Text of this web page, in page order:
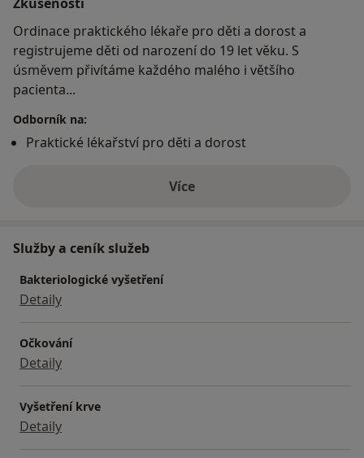
Zkušenosti
Ordinace praktického lékaře pro děti a dorost a
registrujeme děti od narození do 19 let věku. S
úsměvem přivítáme každého malého i většího
pacienta...
Odborník na:
Praktické lékařství pro děti a dorost
Víceo zkušenostech
Služby a ceník služeb
Bakteriologické vyšetření
Detaily
Očkování
Detaily
Vyšetření krve
Detaily